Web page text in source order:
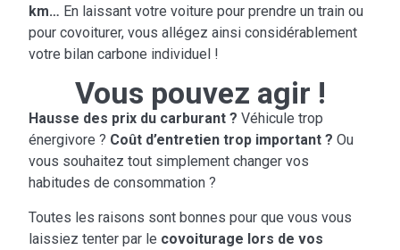
km… En laissant votre voiture pour prendre un train ou
pour covoiturer, vous allégez ainsi considérablement
votre bilan carbone individuel !
Vous pouvez agir !
Hausse des prix du carburant ? Véhicule trop
énergivore ? Coût d’entretien trop important ? Ou
vous souhaitez tout simplement changer vos
habitudes de consommation ?
Toutes les raisons sont bonnes pour que vous vous
laissiez tenter par le covoiturage lors de vos